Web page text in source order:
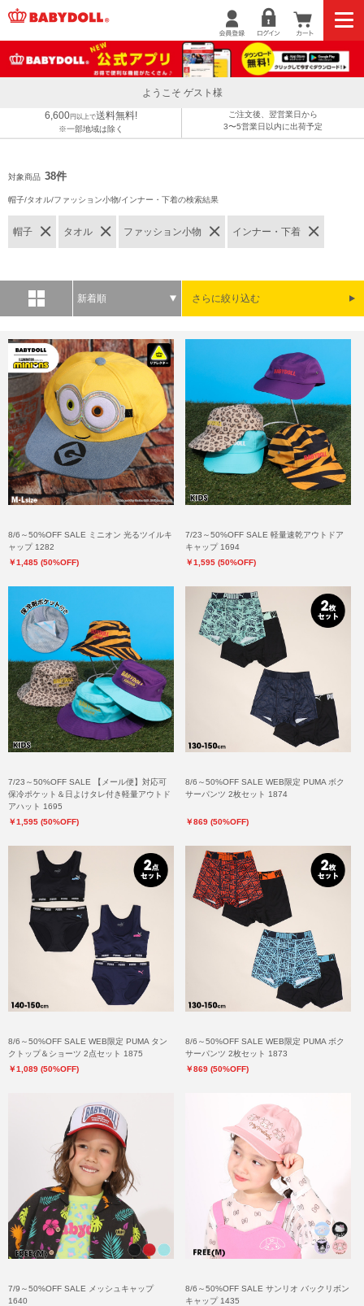
ようこそ ゲスト様
6,600円以上で送料無料!
※一部地域は除く
ご注文後、翌営業日から
3〜5営業日以内に出荷予定
対象商品 38件
帽子/タオル/ファッション小物/インナー・下着の検索結果
帽子 タオル ファッション小物 インナー・下着
新着順 さらに絞り込む
8/6～50%OFF SALE ミニオン 光るツイルキ
ャップ 1282
￥1,485 (50%OFF)
7/23～50%OFF SALE 軽量速乾アウトドア
キャップ 1694
￥1,595 (50%OFF)
7/23～50%OFF SALE 【メール便】対応可
保冷ポケット＆日よけタレ付き軽量アウトド
アハット 1695
￥1,595 (50%OFF)
8/6～50%OFF SALE WEB限定 PUMA ボク
サーパンツ 2枚セット 1874
￥869 (50%OFF)
8/6～50%OFF SALE WEB限定 PUMA タン
クトップ＆ショーツ 2点セット 1875
￥1,089 (50%OFF)
8/6～50%OFF SALE WEB限定 PUMA ボク
サーパンツ 2枚セット 1873
￥869 (50%OFF)
7/9～50%OFF SALE メッシュキャップ
1640
8/6～50%OFF SALE サンリオ バックリボン
キャップ 1435